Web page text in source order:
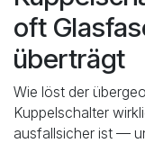
oft
überträgt
Wie löst der
Kuppelschalter
ausfallsicher ist —